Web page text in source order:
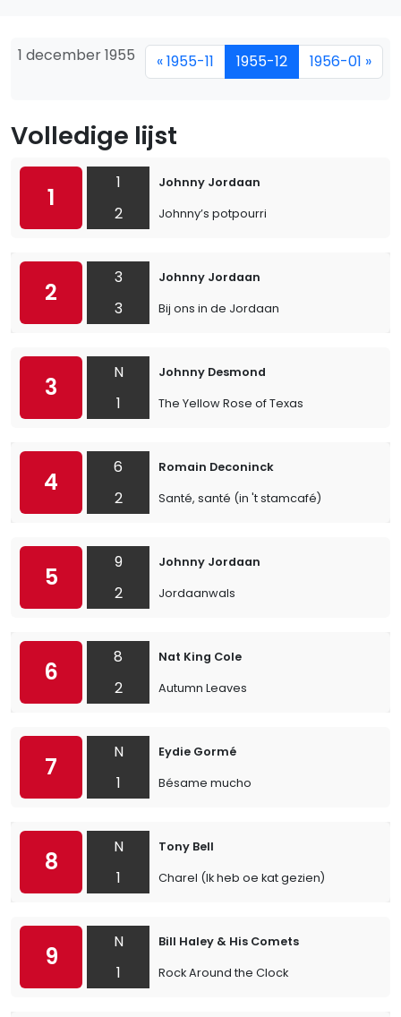
1 december 1955 « 1955-11 1955-12 1956-01 »
Volledige lijst
1
1
2
Johnny Jordaan
Johnny’s potpourri
2
3
3
Johnny Jordaan
Bij ons in de Jordaan
3
N
1
Johnny Desmond
The Yellow Rose of Texas
4
6
2
Romain Deconinck
Santé, santé (in 't stamcafé)
5
9
2
Johnny Jordaan
Jordaanwals
6
8
2
Nat King Cole
Autumn Leaves
7
N
1
Eydie Gormé
Bésame mucho
8
N
1
Tony Bell
Charel (Ik heb oe kat gezien)
9
N
1
Bill Haley & His Comets
Rock Around the Clock